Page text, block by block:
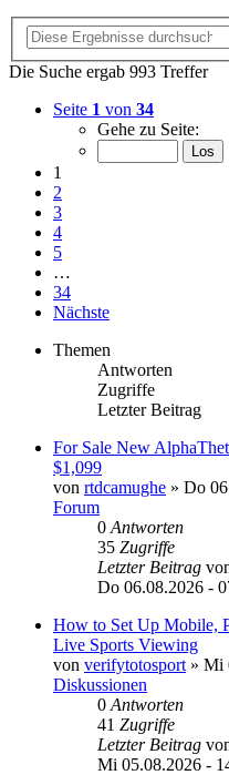
Die Suche ergab 993 Treffer
Seite 1 von 34
Gehe zu Seite:
1
2
3
4
5
…
34
Nächste
Themen
Antworten
Zugriffe
Letzter Beitrag
For Sale New
$1,099
von rtdcamughe » Do
Forum
0 Antworten
35 Zugriffe
Letzter Beitrag
Do 06.08.2026 -
How to Set Up Mobile,
Live Sports Viewing
von verifytotosport » Mi
Diskussionen
0 Antworten
41 Zugriffe
Letzter Beitrag
Mi 05.08.2026 -